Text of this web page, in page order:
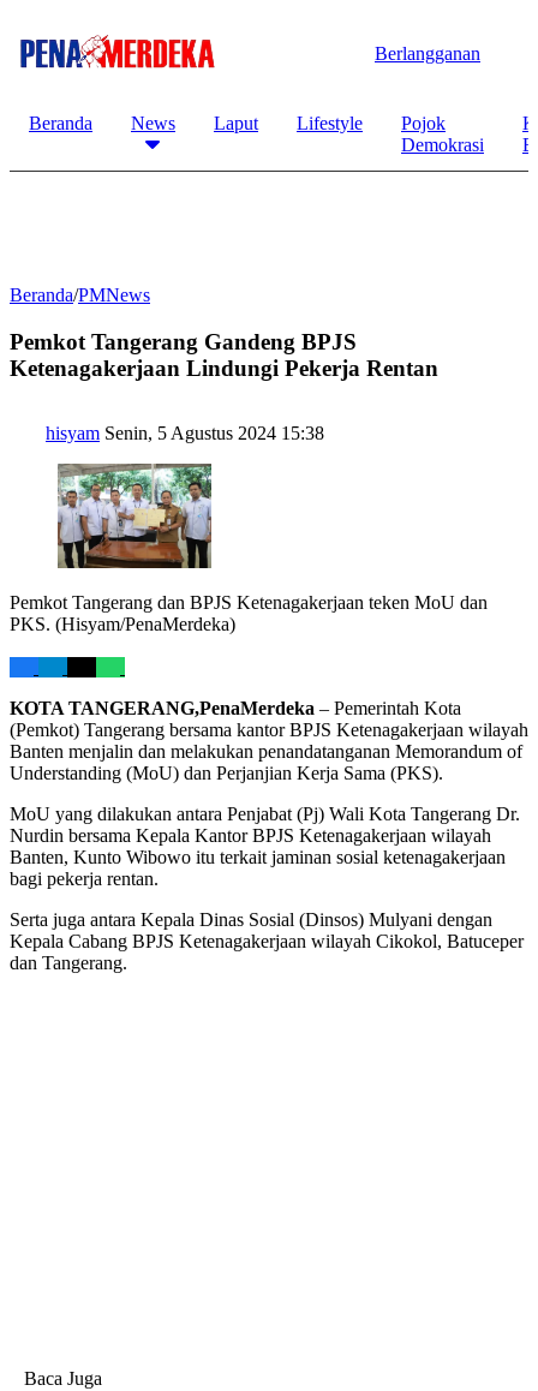
Berlangganan
Beranda News Laput Lifestyle
Pojok
Demokrasi
Beranda/PMNews
Pemkot Tangerang Gandeng BPJS
Ketenagakerjaan Lindungi Pekerja Rentan
hisyam Senin, 5 Agustus 2024 15:38
Pemkot Tangerang dan BPJS Ketenagakerjaan teken MoU dan
PKS. (Hisyam/PenaMerdeka)
KOTA TANGERANG,PenaMerdeka – Pemerintah Kota
(Pemkot) Tangerang bersama kantor BPJS Ketenagakerjaan wilayah
Banten menjalin dan melakukan penandatanganan Memorandum of
Understanding (MoU) dan Perjanjian Kerja Sama (PKS).
MoU yang dilakukan antara Penjabat (Pj) Wali Kota Tangerang Dr.
Nurdin bersama Kepala Kantor BPJS Ketenagakerjaan wilayah
Banten, Kunto Wibowo itu terkait jaminan sosial ketenagakerjaan
bagi pekerja rentan.
Serta juga antara Kepala Dinas Sosial (Dinsos) Mulyani dengan
Kepala Cabang BPJS Ketenagakerjaan wilayah Cikokol, Batuceper
dan Tangerang.
Baca Juga